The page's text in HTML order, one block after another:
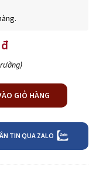
GIỎ HÀNG
TIN QUA ZALO